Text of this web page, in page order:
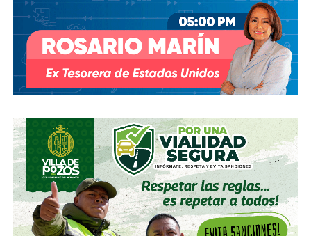
concesión, hasta el momento, sin resolución.
También lee:Diputada pide poner un alto a la empresa de
El Realito